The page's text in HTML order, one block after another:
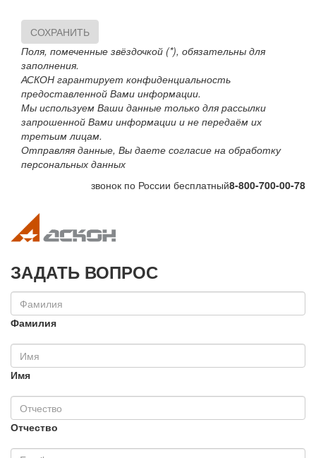
СОХРАНИТЬ
Поля, помеченные звёздочкой (*), обязательны для
заполнения.
АСКОН гарантирует конфиденциальность
предоставленной Вами информации.
Мы используем Ваши данные только для рассылки
запрошенной Вами информации и не передаём их
третьим лицам.
Отправляя данные, Вы даете согласие на обработку
персональных данных
звонок по России бесплатный8-800-700-00-78
ЗАДАТЬ ВОПРОС
Фамилия
Имя
Отчество